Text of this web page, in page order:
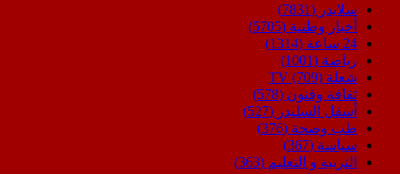
سلايدر (7831)
أخبار وطنية (5705)
24 ساعة
(1314)
رياضة (1001)
شعلة TV (709)
ثقافة وفنون (578)
أسفل السليدر (527)
طب وصحة (376)
سياسة (367)
التربية و التعليم (363)